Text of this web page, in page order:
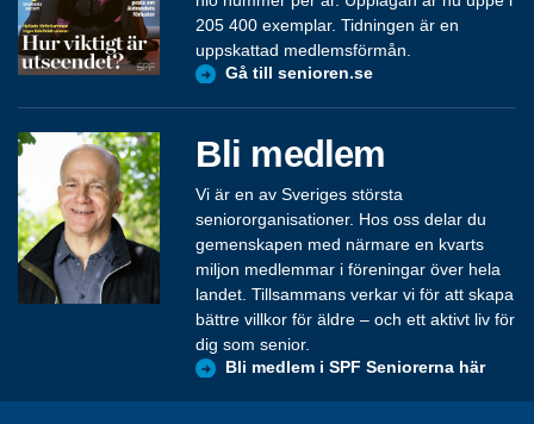
205 400 exemplar. Tidningen är en
uppskattad medlemsförmån.
Gå till senioren.se
Bli medlem
Vi är en av Sveriges största
seniororganisationer. Hos oss delar du
gemenskapen med närmare en kvarts
miljon medlemmar i föreningar över hela
landet. Tillsammans verkar vi för att skapa
bättre villkor för äldre – och ett aktivt liv för
dig som senior.
Bli medlem i SPF Seniorerna här